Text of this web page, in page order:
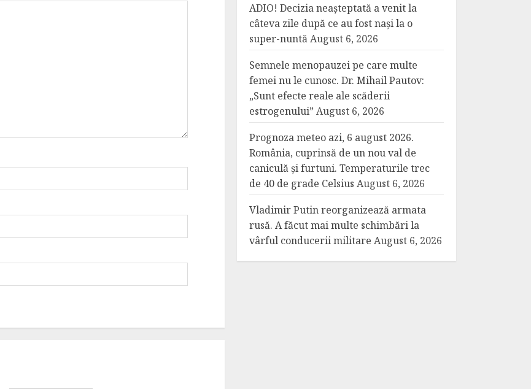
ADIO! Decizia neașteptată a venit la
câteva zile după ce au fost nași la o
super-nuntăAugust 6, 2026
Semnele menopauzei pe care multe
femei nu le cunosc. Dr. Mihail Pautov:
„Sunt efecte reale ale scăderii
estrogenului” August 6, 2026
Prognoza meteo azi, 6 august 2026.
România, cuprinsă de un nou val de
caniculă și furtuni. Temperaturile trec
de 40 de grade Celsius August 6, 2026
Vladimir Putin reorganizează armata
rusă. A făcut mai multe schimbări la
vârful conducerii militare August 6, 2026